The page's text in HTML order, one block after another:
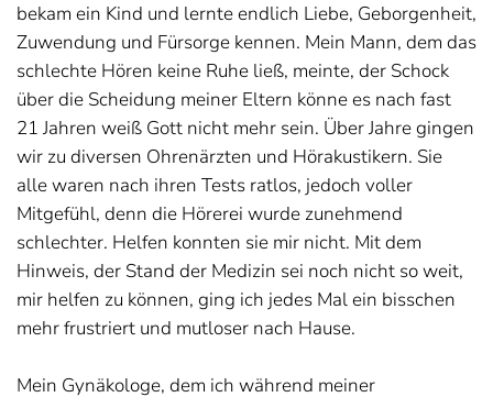
bekam ein Kind und lernte endlich Liebe, Geborgenheit,
Zuwendung und Fürsorge kennen. Mein Mann, dem das
schlechte Hören keine Ruhe ließ, meinte, der Schock
über die Scheidung meiner Eltern könne es nach fast
21 Jahren weiß Gott nicht mehr sein. Über Jahre gingen
wir zu diversen Ohrenärzten und Hörakustikern. Sie
alle waren nach ihren Tests ratlos, jedoch voller
Mitgefühl, denn die Hörerei wurde zunehmend
schlechter. Helfen konnten sie mir nicht. Mit dem
Hinweis, der Stand der Medizin sei noch nicht so weit,
mir helfen zu können, ging ich jedes Mal ein bisschen
mehr frustriert und mutloser nach Hause.
Mein Gynäkologe, dem ich während meiner